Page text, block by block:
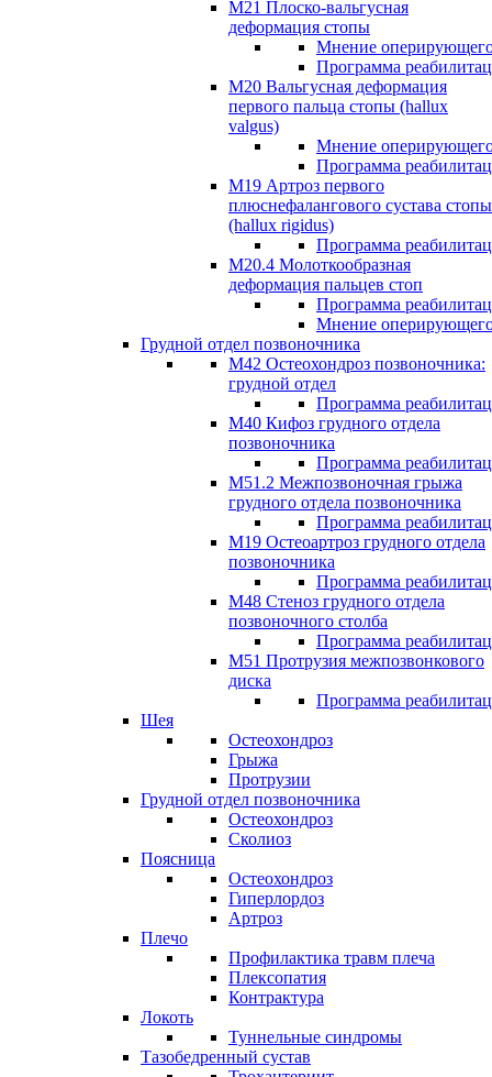
М21 Плоско-вальгусная
деформация стопы
Мнение
Программа
М20 Вальгусная деформация
первого пальца стопы (hallux
valgus)
Мнение
Программа
М19 Артроз первого
плюснефалангового сустава стопы
(hallux rigidus)
Программа
М20.4 Молоткообразная
деформация пальцев стоп
Программа
Мнение
Грудной отдел позвоночника
М42 Остеохондроз позвоночника:
грудной отдел
Программа
М40 Кифоз грудного отдела
позвоночника
Программа
M51.2 Межпозвоночная грыжа
грудного отдела позвоночника
Программа
М19 Остеоартроз грудного отдела
позвоночника
Программа
M48 Стеноз грудного отдела
позвоночного столба
Программа
М51 Протрузия межпозвонкового
диска
Программа
Шея
Остеохондроз
Грыжа
Протрузии
Грудной отдел позвоночника
Остеохондроз
Сколиоз
Поясница
Остеохондроз
Гиперлордоз
Артроз
Плечо
Профилактика травм плеча
Плексопатия
Контрактура
Локоть
Туннельные синдромы
Тазобедренный сустав